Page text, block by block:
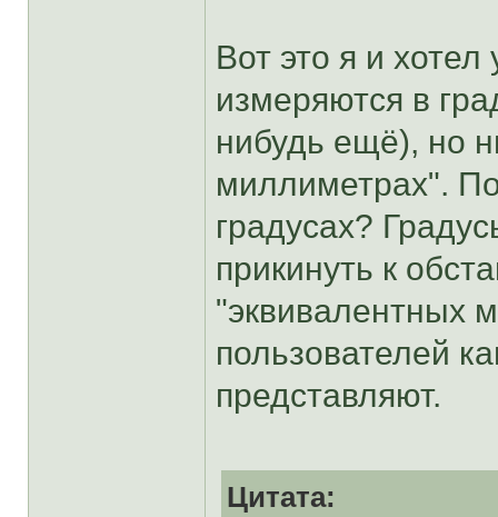
Вот это я и
измеряются в
нибудь ещё), но
миллиметрах".
градусах?
прикинуть к
"эквивалентных
пользователей
представляют.
Цитата: